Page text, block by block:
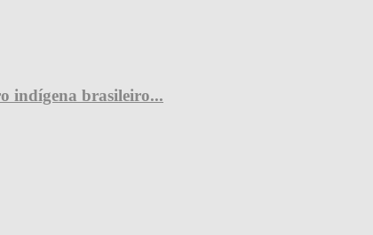
indígena brasileiro...